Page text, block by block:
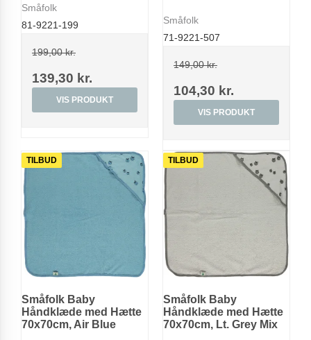
Småfolk
81-9221-199
199,00 kr.
139,30 kr.
VIS PRODUKT
Småfolk
71-9221-507
149,00 kr.
104,30 kr.
VIS PRODUKT
TILBUD
Småfolk Baby
Håndklæde med Hætte
70x70cm, Air Blue
TILBUD
Småfolk Baby
Håndklæde med Hætte
70x70cm, Lt. Grey Mix